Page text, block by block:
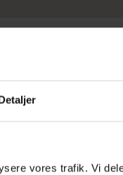
vores trafik. Vi